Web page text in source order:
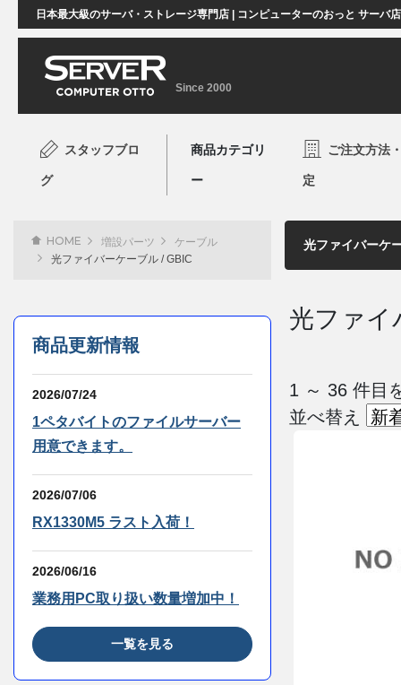
日本最大級のサーバ・ストレージ専門店 | コンピューターのおっと サーバ
Since 2000
スタッフブロ
グ
商品カテゴリ
ー
ご注文方法
定
光ファイ
1 ～ 36 件目
並べ替え
HOME 増設パーツ
ケーブル
光ファイバーケーブル / GBIC
商品更新情報
2026/07/24
1ペタバイトのファイルサーバー
用意できます。
2026/07/06
RX1330M5 ラスト入荷！
2026/06/16
業務用PC取り扱い数量増加中！
一覧を見る